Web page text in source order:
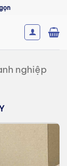
nghiệp